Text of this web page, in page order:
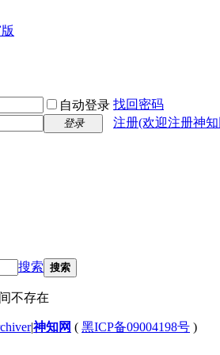
自动登录 找回密码
登录
注册(欢迎注册神
搜索 搜索
不存在
|神知网 ( 黑ICP备09004198号 )